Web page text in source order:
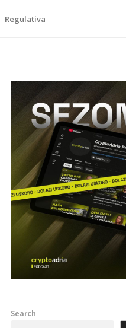
Regulativa
Search